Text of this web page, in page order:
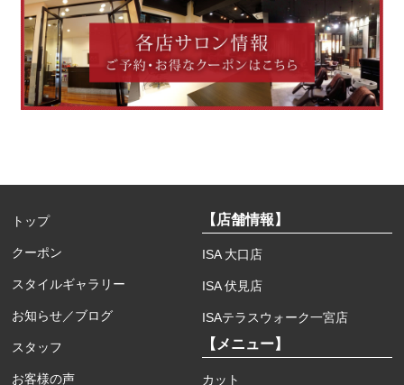
トップ
クーポン
スタイルギャラリー
お知らせ／ブログ
スタッフ
お客様の声
【店舗情報】
ISA 大口店
ISA 伏見店
ISAテラスウォーク一宮店
【メニュー】
カット